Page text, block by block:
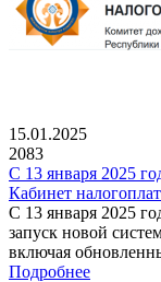
15.01.2025
2083
С 13 января 2025
Кабинет
С 13 января 2025
запуск новой
включая
Подробнее